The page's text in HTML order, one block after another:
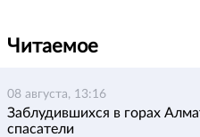
Читаемое
08 августа, 13:16
Заблудившихся в горах
спасатели